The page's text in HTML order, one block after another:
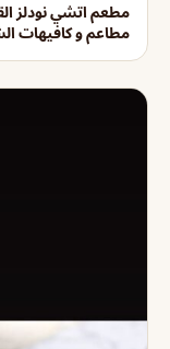
مطعم اتشي نودلز
مطاعم و كافيهات